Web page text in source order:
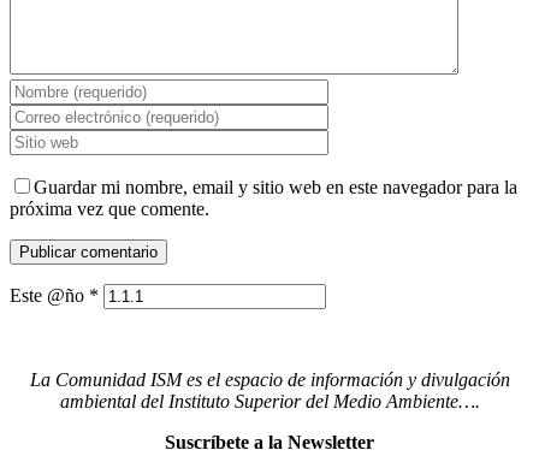
Guardar mi nombre, email y sitio web en este navegador para la
próxima vez que comente.
Este @ño *
La Comunidad ISM es el espacio de información y divulgación
ambiental del Instituto Superior del Medio Ambiente….
Suscríbete a la Newsletter